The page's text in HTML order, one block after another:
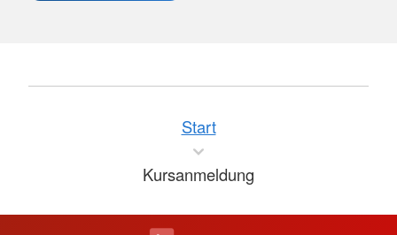
Start
Kursanmeldung